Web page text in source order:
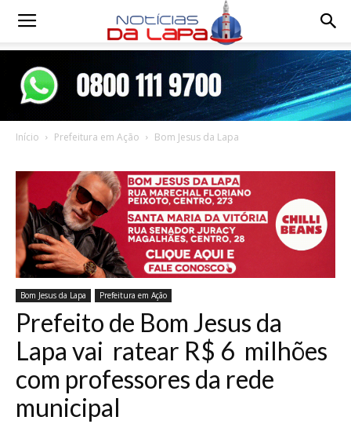
Notícias
Início Prefeitura em Ação Bom Jesus da Lapa
Bom Jesus da Lapa Prefeitura em Ação
Prefeito de Bom Jesus da
Lapa vai ratear R$ 6 milhões
com professores da rede
municipal